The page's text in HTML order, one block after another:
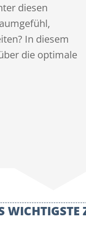
diesen
In diesem
die optimale
WICHTIGSTE